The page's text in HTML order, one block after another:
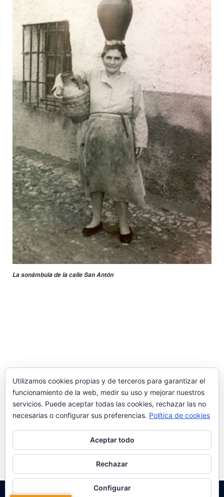
La sonámbula de la calle San Antón
Imágenes Relacionadas:
Copyright © 2026 Tudela De Navarra.
Utilizamos cookies propias y de terceros para garantizar el
funcionamiento de la web, medir su uso y mejorar nuestros
servicios. Puede aceptar todas las cookies, rechazar las no
necesarias o configurar sus preferencias. Política de cookies
Aceptar todo
Rechazar
Configurar